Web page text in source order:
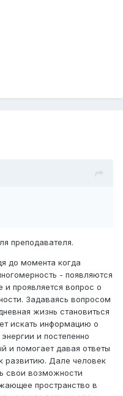
преподавателя.
до момента когда
- появляются
и проявляется вопрос о
Задаваясь вопросом
жизнь становиться
искать информацию о
и постепенно
и помогает давая ответы
развитию. Дале человек
свои возможности
пространство в